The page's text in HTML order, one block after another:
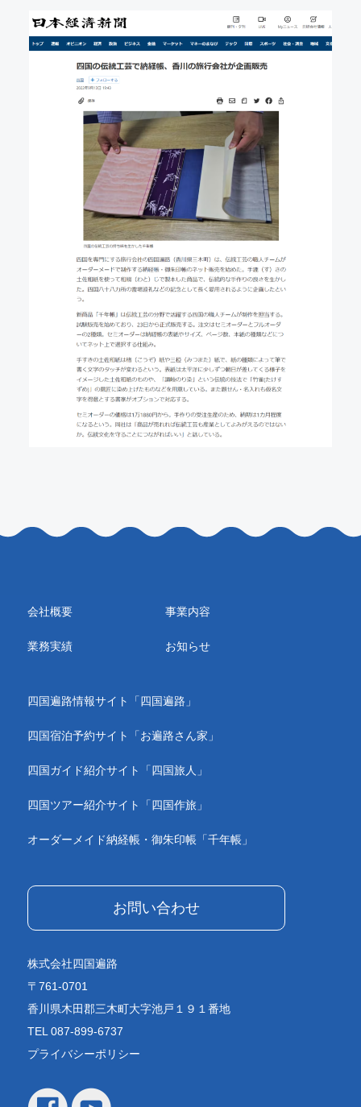
会社概要 事業内容
業務実績 お知らせ
四国遍路情報サイト「四国遍路」
四国宿泊予約サイト「お遍路さん家」
四国ガイド紹介サイト「四国旅人」
四国ツアー紹介サイト「四国作旅」
オーダーメイド納経帳・御朱印帳「千年帳」
お問い合わせ
株式会社四国遍路
〒761-0701
香川県木田郡三木町大字池戸１９１番地
TEL 087-899-6737
プライバシーポリシー